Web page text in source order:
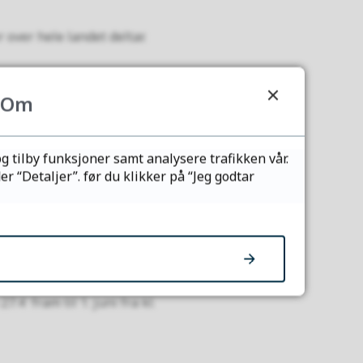
hele landet deltar.
kan du antagelig få litt
fram til 1. juni fra kl.
Om
tilby funksjoner samt analysere trafikken vår.
“Detaljer”. før du klikker på “Jeg godtar